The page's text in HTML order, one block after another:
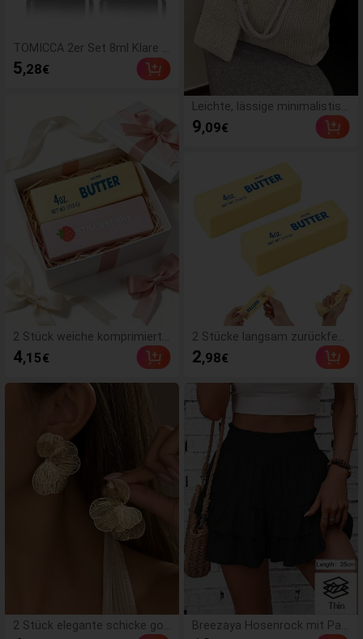
TOMICCA 2er Set 8ml Klare B
asis & Top Coat, erfordert U
V/LED-Lampen-Härtung, schn
wendung, Salon oder als Ges
chenk für Frauen, langanhalte
5,28€
2 Stück weiche komprimierte
Schaumstoff-Spielzeuge mit
Butter- und Erdbeerduft, sup
Duft, Lebensmittel-förmige S
tressabbau-Spielzeuge (ohne
Box), perfekt als Partygesche
nke, Angstlinderung, mehrere
Stile erhältlich, geeignet für S
tressabbau und Feiertagsges
chenke, Butterbonbon, weich
und quetschbar, Kawaii
4,15€
2 Stück elegante schicke gol
Leichte, lässige minimalistisc
he Strohtasche mit Münzbeu
tel für Teenager-Mädchen, Fr
9,09€
2 Stücke langsam zurückfed
erndes, butterduftiges Stres
slinderungsspielzeug - senso
derungsspielzeug, Stresslind
erungsspielzeug, heilende But
terschleim - feuchtigkeitsspe
ndend und weich, kann Angst,
ADHS und Stress lindern, Mut
tertagsgeschenk, Geburtstag
spartygeschenk, Geschenk fü
r sie, Geschenk für ihn, Gesch
enk für Mama, Geschenk für
Freunde
2,98€
Breezaya Hosenrock mit Papi